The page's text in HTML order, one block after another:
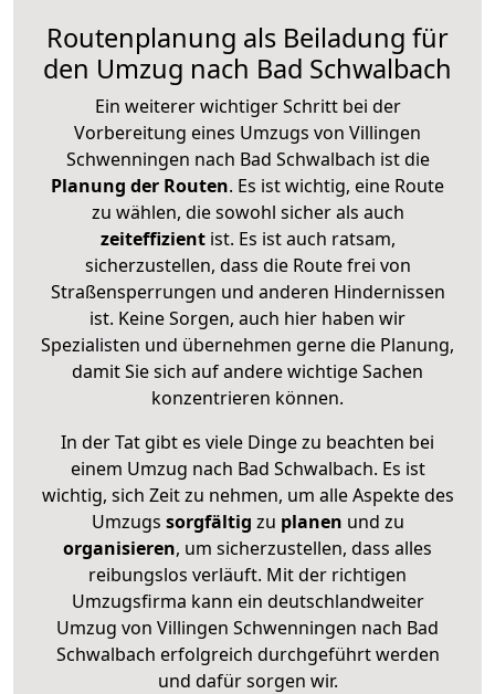
Routenplanung als Beiladung für
den Umzug nach Bad Schwalbach
Ein weiterer wichtiger Schritt bei der
Vorbereitung eines Umzugs von Villingen
Schwenningen nach Bad Schwalbach ist die
Planung der Routen. Es ist wichtig, eine Route
zu wählen, die sowohl sicher als auch
zeiteffizientist. Es ist auch ratsam,
sicherzustellen, dass die Route frei von
Straßensperrungen und anderen Hindernissen
ist. Keine Sorgen, auch hier haben wir
Spezialisten und übernehmen gerne die Planung,
damit Sie sich auf andere wichtige Sachen
konzentrieren können.
In der Tat gibt es viele Dinge zu beachten bei
einem Umzug nach Bad Schwalbach. Es ist
wichtig, sich Zeit zu nehmen, um alle Aspekte des
Umzugs sorgfältig zu planen und zu
organisieren, um sicherzustellen, dass alles
reibungslos verläuft. Mit der richtigen
Umzugsfirma kann ein deutschlandweiter
Umzug von Villingen Schwenningen nach Bad
Schwalbach erfolgreich durchgeführt werden
und dafür sorgen wir.